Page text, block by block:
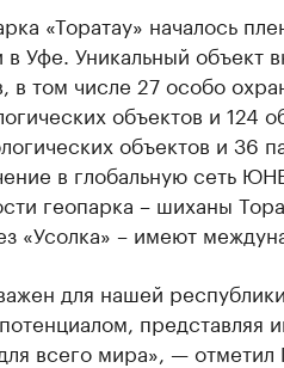
«Торатау» началось
Уфе. Уникальный объект
в том числе 27 особо
объектов и 124
объектов и 36
в глобальную сеть
геопарка – шиханы
«Усолка» – имеют
для нашей
представляя
всего мира», — отметил